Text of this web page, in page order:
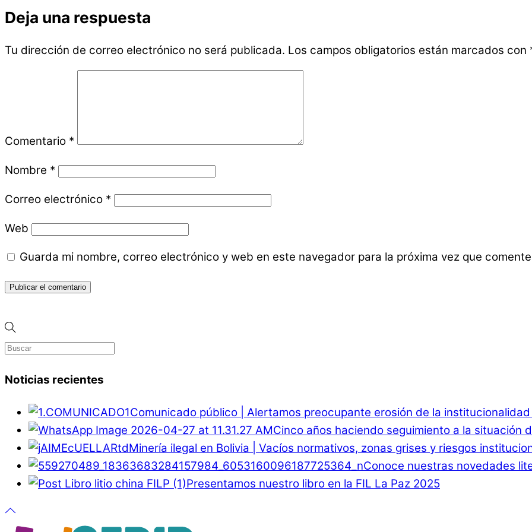
Deja una respuesta
Tu dirección de correo electrónico no será publicada. Los campos obligatorios están marcados con
Comentario *
Nombre *
Correo electrónico *
Web
Guarda mi nombre, correo electrónico y web en este navegador para la próxima vez que
Noticias recientes
Comunicado público | Alertamos preocupante erosión de la
Cinco años haciendo seguimiento a la situación
Minería ilegal en Bolivia | Vacíos normativos, zonas grises y riesgos
Conoce nuestras novedades
Presentamos nuestro libro en la FIL La Paz 2025